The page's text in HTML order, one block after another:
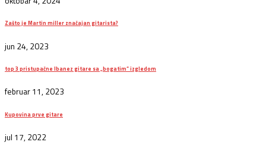
Zašto je Martin miller značajan gitarista?
jun 24, 2023
top 3 pristupačne Ibanez gitare sa „bogatim“ izgledom
februar 11, 2023
Kupovina prve gitare
jul 17, 2022